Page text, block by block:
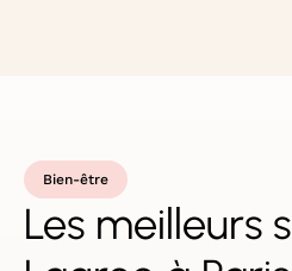
Bien-être
Les meilleurs